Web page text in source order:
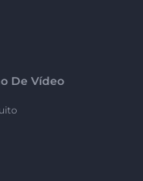
De Vídeo